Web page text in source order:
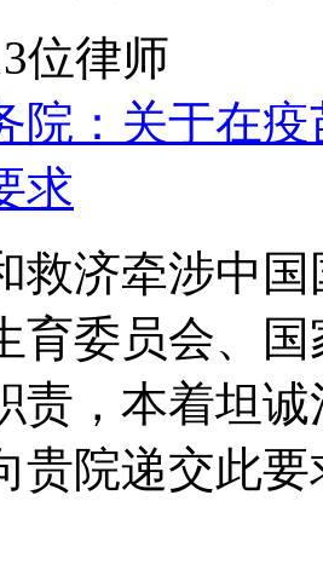
位律师
院：关于在
求
救济牵涉中
育委员会、
责，本着坦
贵院递交此要